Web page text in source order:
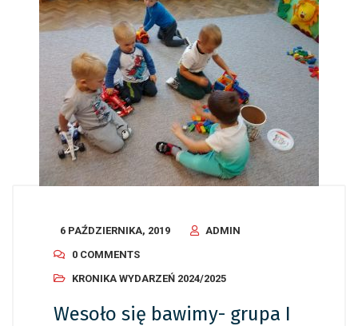
6 PAŹDZIERNIKA, 2019
ADMIN
0 COMMENTS
KRONIKA WYDARZEŃ 2024/2025
Wesoło się bawimy- grupa I